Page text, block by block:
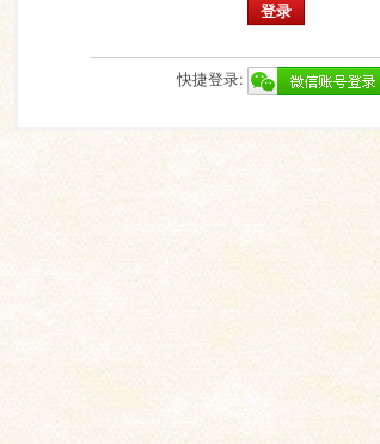
登录
快捷登录: